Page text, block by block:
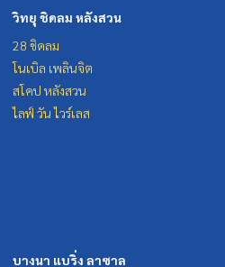
วิทยุ ชิดลม หลังสวน
28 ชิดลม
โนเบิล เพลินจิต
สโคป หลังสวน
ไลฟ์ วัน ไวร์เลส
บางนา แบริ่ง ลาซาล